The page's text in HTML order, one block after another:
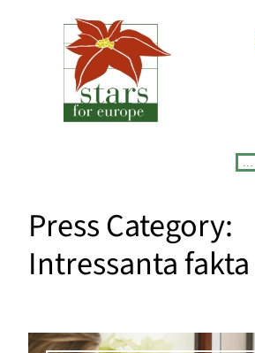
Press Category:
Intressanta fakta